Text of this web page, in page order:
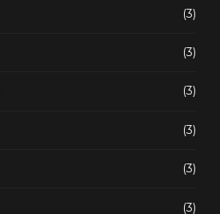
(3)
(3)
(3)
(3)
(3)
(3)